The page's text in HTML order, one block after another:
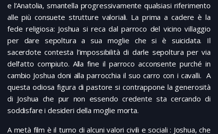
e l’Anatolia, smantella progressivamente qualsiasi riferimento
alle più consuete strutture valoriali. La prima a cadere è la
fede religiosa: Joshua si reca dal parroco del vicino villaggio
per dare sepoltura a sua moglie che si è suicidata. Il
sacerdote contesta l’impossibilità di darle sepoltura per via
dell’atto compiuto. Alla fine il parroco acconsente purché in
cambio Joshua doni alla parrocchia il suo carro con i cavalli. A
questa odiosa figura di pastore si contrappone la generosità
di Joshua che pur non essendo credente sta cercando di
soddisfare i desideri della moglie morta.
A metà film è il turno di alcuni valori civili e sociali : Joshua, che